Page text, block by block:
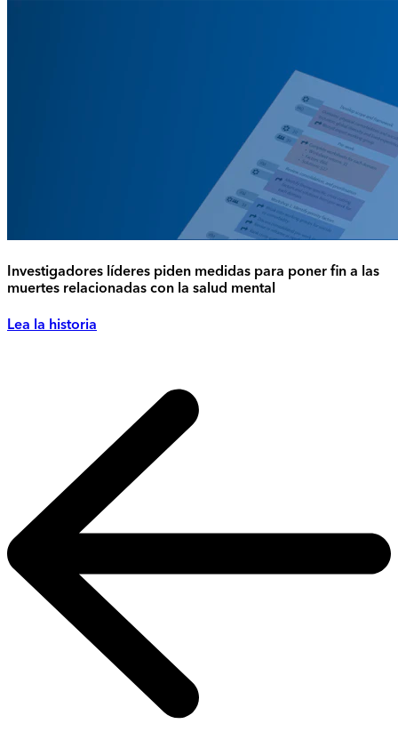
Investigadores líderes piden medidas para poner fin a las
muertes relacionadas con la salud mental
Lea la historia